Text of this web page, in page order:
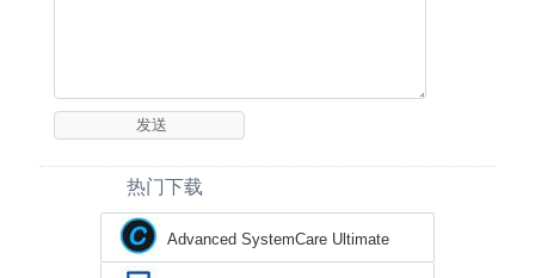
热门下载
Advanced SystemCare Ultimate